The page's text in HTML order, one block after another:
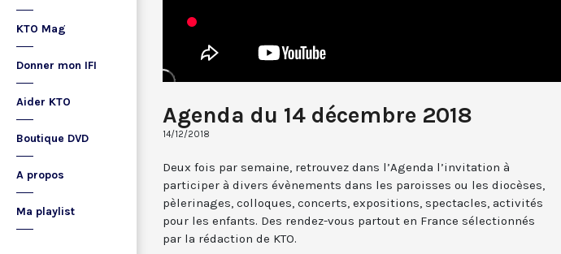
KTO Mag
Donner mon IFI
Aider KTO
Boutique DVD
A propos
Ma playlist
Agenda du 14 décembre 2018
14/12/2018
Deux fois par semaine, retrouvez dans l’Agenda l’invitation à
participer à divers évènements dans les paroisses ou les diocèses,
pèlerinages, colloques, concerts, expositions, spectacles, activités
pour les enfants. Des rendez-vous partout en France sélectionnés
par la rédaction de KTO.